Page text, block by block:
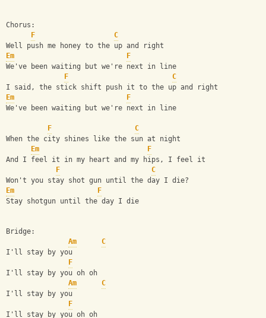
Chorus:
F
C
Well push me honey to the up and right
Em
F
We've been waiting but we're next in line
F
C
I said, the stick shift push it to the up and right
Em
F
We've been waiting but we're next in line
F
C
When the city shines like the sun at night
Em
F
And I feel it in my heart and my hips, I feel it
F
C
Won't you stay shot gun until the day I die?
Em
F
Stay shotgun until the day I die
Bridge:
Am
C
I'll stay by you
F
I'll stay by you oh oh
Am
C
I'll stay by you
F
I'll stay by you oh oh